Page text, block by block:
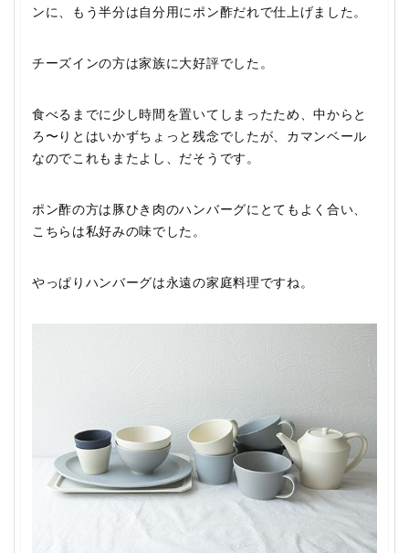
ンに、もう半分は自分用にポン酢だれで仕上げました。
チーズインの方は家族に大好評でした。
食べるまでに少し時間を置いてしまったため、中からと
ろ〜りとはいかずちょっと残念でしたが、カマンベール
なのでこれもまたよし、だそうです。
ポン酢の方は豚ひき肉のハンバーグにとてもよく合い、
こちらは私好みの味でした。
やっぱりハンバーグは永遠の家庭料理ですね。